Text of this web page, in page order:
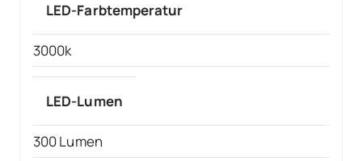
LED-Farbtemperatur
3000k
LED-Lumen
300 Lumen